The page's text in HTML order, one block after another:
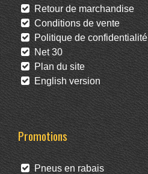
Retour de marchandise
Conditions de vente
Politique de confidentialité
Net 30
Plan du site
English version
Promotions
Pneus en rabais